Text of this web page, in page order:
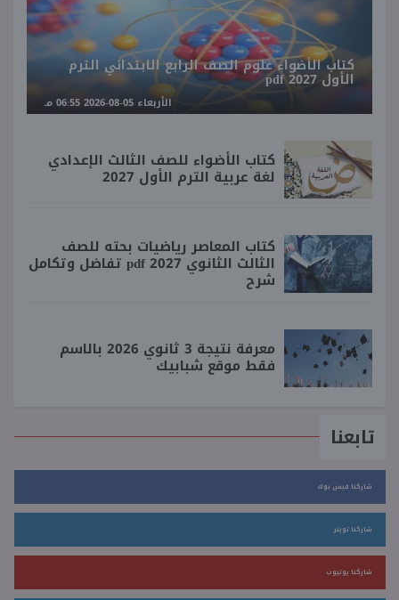
كتاب الأضواء علوم الصف الرابع الابتدائي الترم
الأول 2027 pdf
الأربعاء 05-08-2026 06:55 مـ
كتاب الأضواء للصف الثالث الإعدادي
لغة عربية الترم الأول 2027
كتاب المعاصر رياضيات بحته للصف
الثالث الثانوي 2027 pdf تفاضل وتكامل
شرح
معرفة نتيجة 3 ثانوي 2026 بالاسم
فقط موقع شبابيك
تابعنا
شاركنا فيس بوك
شاركنا تويتر
شاركنا يوتيوب